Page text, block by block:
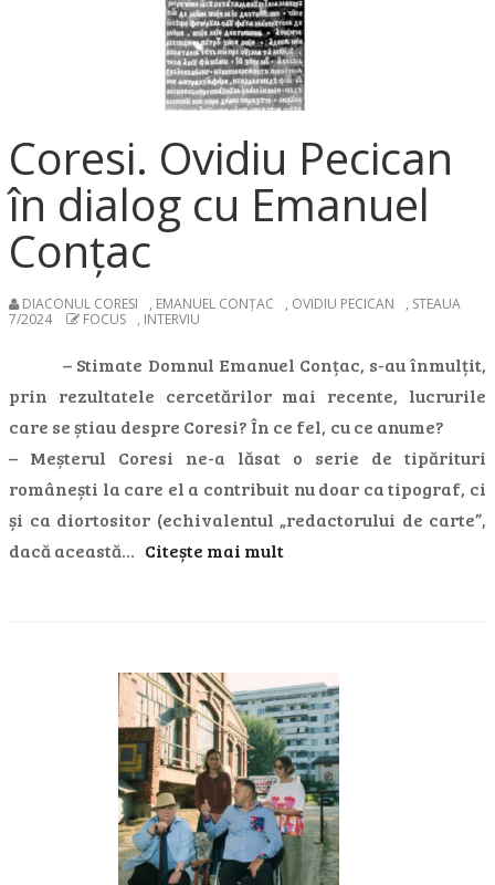
Coresi. Ovidiu Pecican
în dialog cu Emanuel
Conțac
DIACONUL CORESI , EMANUEL CONȚAC , OVIDIU PECICAN , STEAUA
7/2024
FOCUS , INTERVIU
– Stimate Domnul Emanuel Conțac, s-au înmulțit,
prin rezultatele cercetărilor mai recente, lucrurile
care se știau despre Coresi? În ce fel, cu ce anume?
– Meșterul Coresi ne-a lăsat o serie de tipărituri
românești la care el a contribuit nu doar ca tipograf, ci
și ca diortositor (echivalentul „redactorului de carte”,
dacă această… Citește mai mult